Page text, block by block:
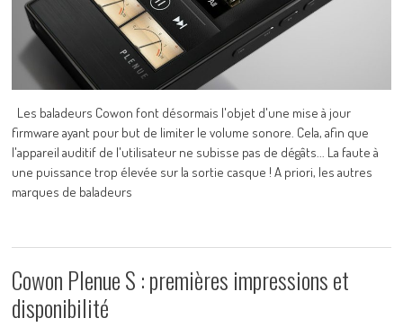
Les baladeurs Cowon font désormais l'objet d'une mise à jour
firmware ayant pour but de limiter le volume sonore. Cela, afin que
l'appareil auditif de l'utilisateur ne subisse pas de dégâts... La faute à
une puissance trop élevée sur la sortie casque ! A priori, les autres
marques de baladeurs
Cowon Plenue S : premières impressions et
disponibilité